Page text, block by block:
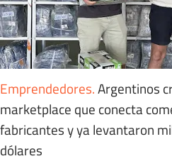
Emprendedores.Argentinos
marketplace que conecta
fabricantes y ya levantaron
dólares